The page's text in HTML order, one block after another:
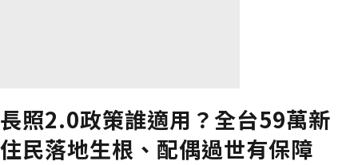
長照2.0政策誰適用？全台59萬新
住民落地生根、配偶過世有保障